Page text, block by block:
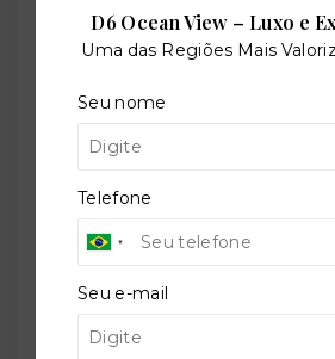
Outras Informações
Referência:
O-30648-49859
Perfil:
D6 Ocean View – Luxo e
Uma das Regiões Mais
Seu nome
Telefone
Seu e-mail